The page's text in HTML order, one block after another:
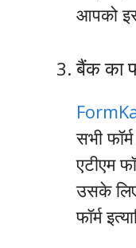
आपको
बैंक का
सभी
एटीएम
उसके
फॉर्म